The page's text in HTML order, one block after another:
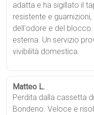
adatta e ha sigillato il
resistente e
dell'odore e del
esterna. Un servizio
vivibilità domestica.
Matteo L.
Perdita dalla cassetta
Bondeno. Veloce e